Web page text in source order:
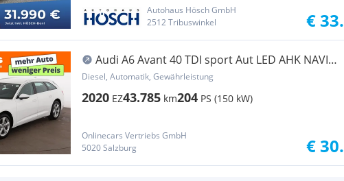
Autohaus Hösch GmbH
2512 Tribuswinkel
€
Audi A6 Avant 40 TDI sport Aut LED AHK NAVI
ASSIST PD
Diesel, Automatik, Gewährleistung
2020 EZ43.785 km204 PS (150 kW)
Onlinecars Vertriebs GmbH
5020 Salzburg
€